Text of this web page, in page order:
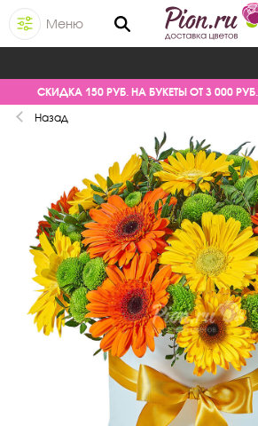
Меню
СКИДКА 150 РУБ. НА БУКЕТЫ ОТ 3 000
Назад